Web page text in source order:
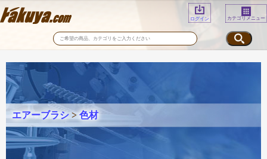
ログイン カテゴリメニュー
エアーブラシ > 色材